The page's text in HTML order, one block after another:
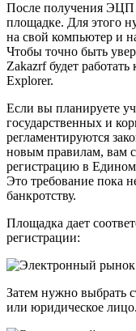
После получения ЭЦП
площадке. Для этого
на свой компьютер и
Чтобы точно быть
Zakazrf будет
Explorer.
Если вы планируете
государственных и
регламентируются
новым правилам, вам
регистрацию в Едином
Это требование пока
банкротству.
Площадка дает
регистрации:
Затем нужно выбрать
или юридическое лицо.